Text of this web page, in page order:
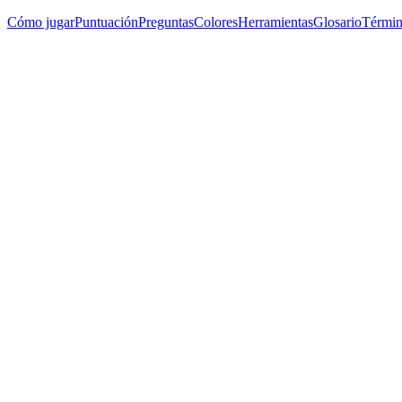
Cómo jugarPuntuaciónPreguntasColoresHerramientasGlosario